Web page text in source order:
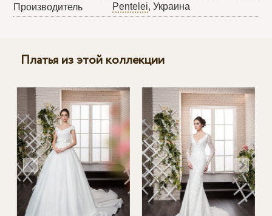
Производитель
Pentelei, Украина
Платья из этой коллекции